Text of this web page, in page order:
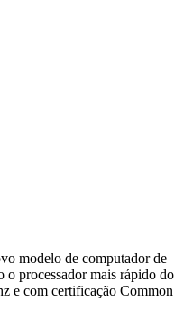
modelo de computador de
o processador mais rápido do
e com certificação Common